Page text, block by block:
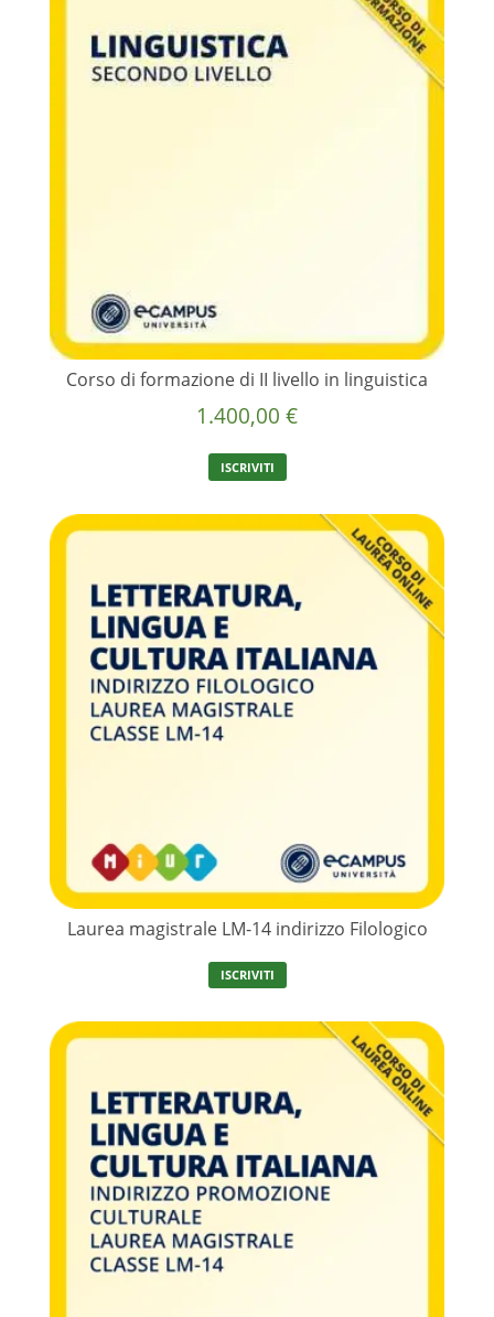
Corso di formazione di II livello in linguistica
1.400,00 €
ISCRIVITI
Laurea magistrale LM-14 indirizzo Filologico
ISCRIVITI